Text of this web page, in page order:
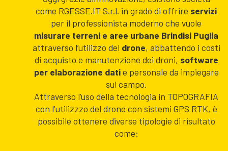
come RGESSE.IT S.r.l. in grado di offrire servizi
per il professionista moderno che vuole
misurare terreni e aree urbane Brindisi Puglia
attraverso l’utilizzo del drone, abbattendo i costi
di acquisto e manutenzione dei droni, software
per elaborazione datie personale da impiegare
sul campo.
Attraverso l’uso della tecnologia in TOPOGRAFIA
con l'utilizzzo del drone con sistemi GPS RTK, è
possibile ottenere diverse tipologie di risultato
come: